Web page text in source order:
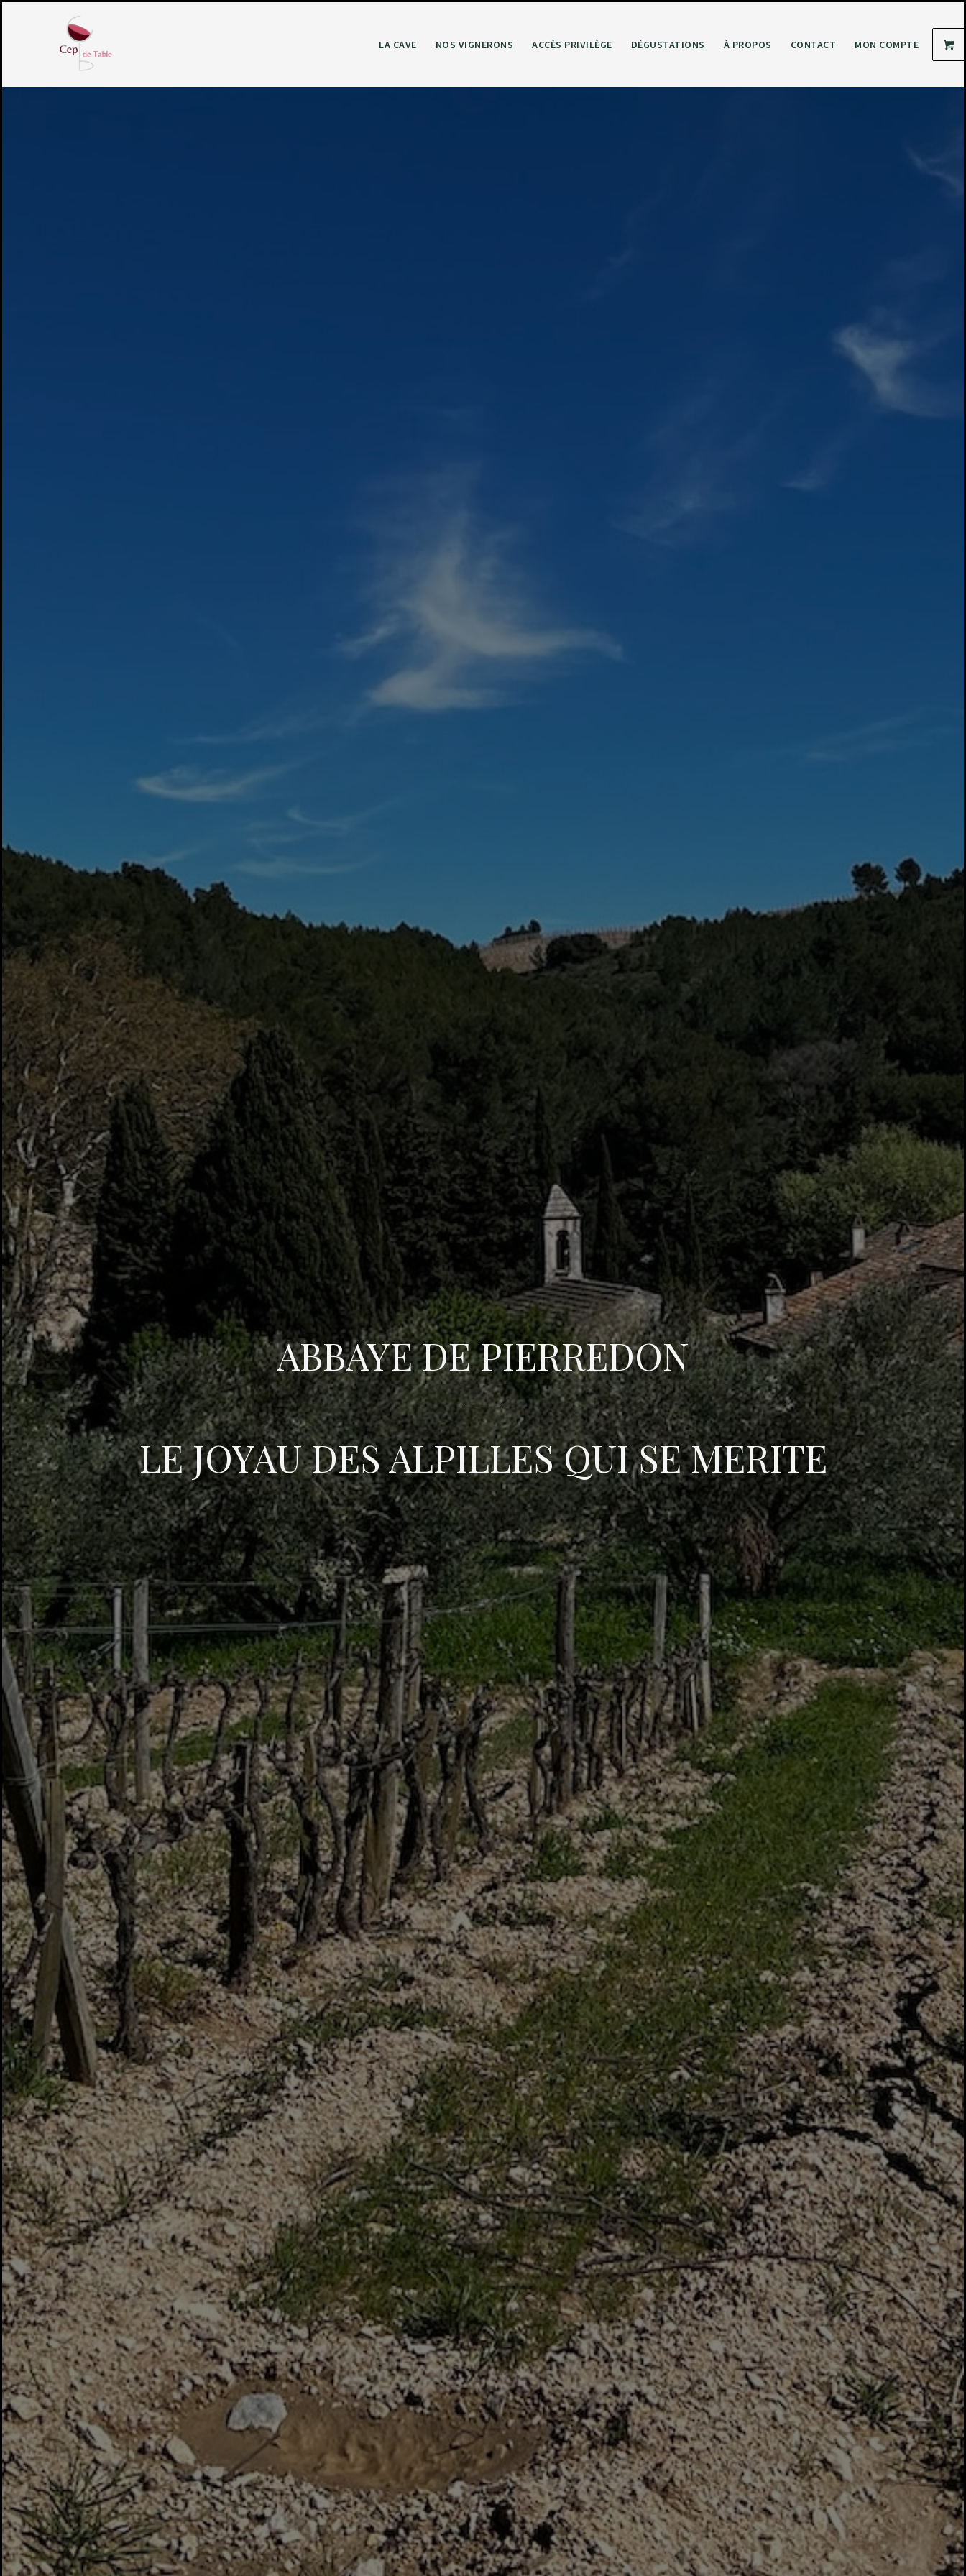
LA CAVE NOS VIGNERONS ACCÈS PRIVILÈGE DÉGUSTATIONS À PROPOS CONTACT MON COMPTE
ABBAYE DE PIERREDON
LE JOYAU DES ALPILLES QUI SE MERITE